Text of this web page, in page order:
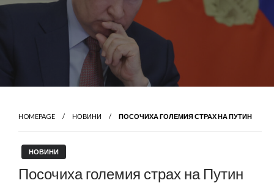
HOMEPAGE НОВИНИ ПОСОЧИХА ГОЛЕМИЯ СТРАХ НА ПУТИН
НОВИНИ
Посочиха големия страх на Путин